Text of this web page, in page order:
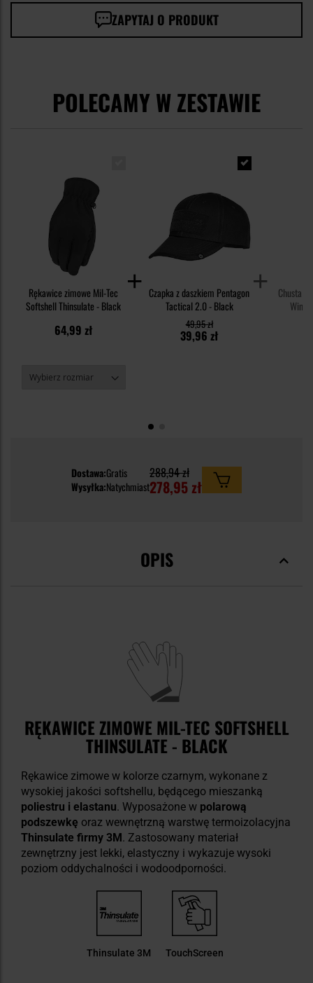
ZAPYTAJ O PRODUKT
POLECAMY W ZESTAWIE
Rękawice zimowe Mil-Tec
Softshell Thinsulate - Black
64,99 zł
Czapka z daszkiem Pentagon
Tactical 2.0 - Black
39,96 zł
49,95 zł
Chusta
Dostawa:Gratis
Wysyłka:Natychmiast
288,94 zł
278,95 zł
OPIS
RĘKAWICE ZIMOWE MIL-TEC SOFTSHELL
THINSULATE - BLACK
Rękawice zimowe w kolorze czarnym, wykonane z
wysokiej jakości softshellu, będącego mieszanką
poliestru i elastanu. Wyposażone w polarową
podszewkę oraz wewnętrzną warstwę termoizolacyjna
Thinsulate firmy 3M. Zastosowany materiał
zewnętrzny jest lekki, elastyczny i wykazuje wysoki
poziom oddychalności i wodoodporności.
Thinsulate 3M TouchScreen